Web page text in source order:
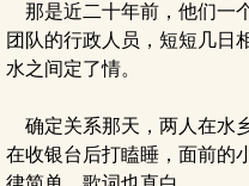
那是近二十年前，他们一
团队的行政人员，短短几日
水之间定了情。
确定关系那天，两人在水
在收银台后打瞌睡，面前的